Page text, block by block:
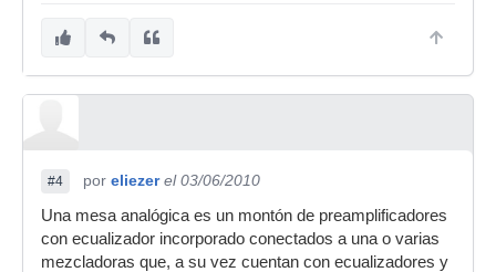
#4 por eliezer el 03/06/2010
Una mesa analógica es un montón de preamplificadores
con ecualizador incorporado conectados a una o varias
mezcladoras que, a su vez cuentan con ecualizadores y